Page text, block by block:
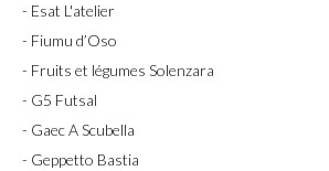
- Esat L'atelier
- Fiumu d’Oso
- Fruits et légumes Solenzara
- G5 Futsal
- Gaec A Scubella
- Geppetto Bastia